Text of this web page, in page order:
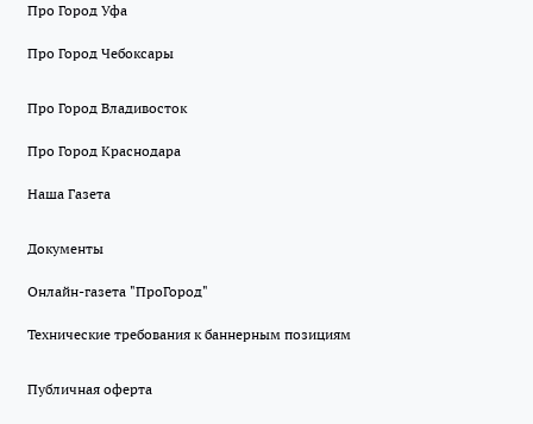
Про Город Уфа
Про Город Чебоксары
Про Город Владивосток
Про Город Краснодара
Наша Газета
Документы
Онлайн-газета "ПроГород"
Технические требования к баннерным позициям
Публичная оферта